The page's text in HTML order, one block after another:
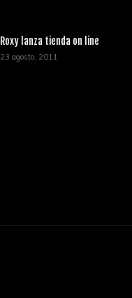
Roxy lanza tienda on line
23 agosto, 2011